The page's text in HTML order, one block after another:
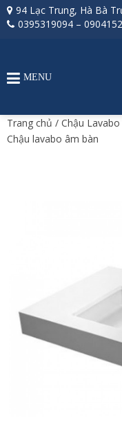
94 Lạc Trung, Hà Bà
0395319094 –
MENU
Trang chủ / Chậu Lavabo
Chậu lavabo âm bàn